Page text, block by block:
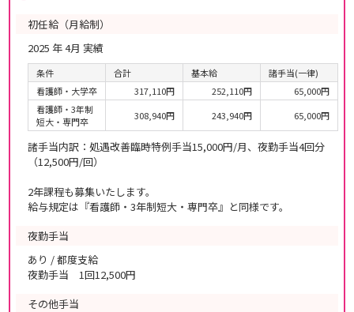
初任給（月給制）
2025 年 4月 実績
条件 合計 基本給
諸手当(一律)
看護師・大学卒
317,110円 252,110円
65,000円
看護師・3年制
短大・専門卒
308,940円 243,940円 65,000円
諸手当内訳：処遇改善臨時特例手当15,000円/月、夜勤手当4回分
（12,500円/回）
2年課程も募集いたします。
給与規定は『看護師・3年制短大・専門卒』と同様です。
夜勤手当
あり / 都度支給
夜勤手当 1回12,500円
その他手当